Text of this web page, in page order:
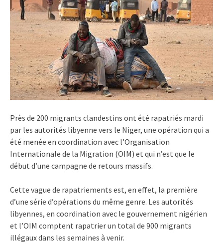
Près de 200 migrants clandestins ont été rapatriés mardi
par les autorités libyenne vers le Niger, une opération qui a
été menée en coordination avec l’Organisation
Internationale de la Migration (OIM) et qui n’est que le
début d’une campagne de retours massifs.
Cette vague de rapatriements est, en effet, la première
d’une série d’opérations du même genre. Les autorités
libyennes, en coordination avec le gouvernement nigérien
et l’OIM comptent rapatrier un total de 900 migrants
illégaux dans les semaines à venir.